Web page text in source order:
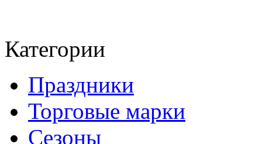
Категории
Праздники
Торговые марки
Сезоны